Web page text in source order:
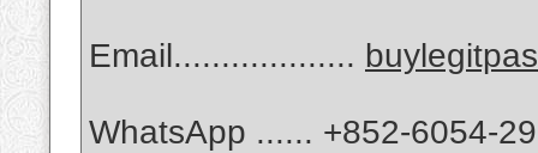
Email...................
WhatsApp ...... +852-6054-